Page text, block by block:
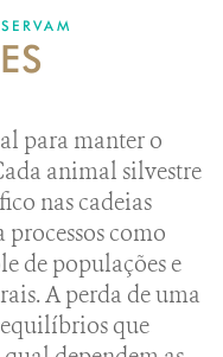
para manter o
animal silvestre
nas cadeias
como
de populações e
A perda de uma
que